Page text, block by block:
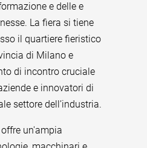
e delle e
La fiera si tiene
il quartiere fieristico
di Milano e
di incontro cruciale
e innovatori di
settore dell’industria.
un'ampia